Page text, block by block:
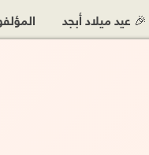
🎉 عيد ميلاد أبجد